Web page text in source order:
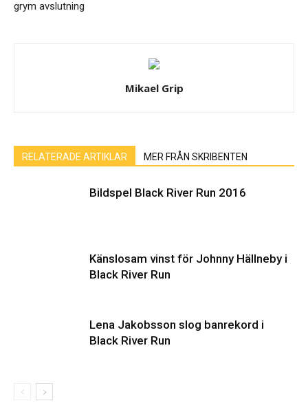
grym avslutning
Mikael Grip
RELATERADE ARTIKLAR MER FRÅN SKRIBENTEN
Bildspel Black River Run 2016
Känslosam vinst för Johnny Hällneby i
Black River Run
Lena Jakobsson slog banrekord i
Black River Run